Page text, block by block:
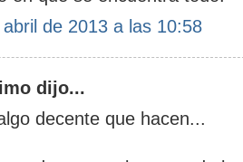
de 2013 a las 10:58
dijo...
decente que hacen...